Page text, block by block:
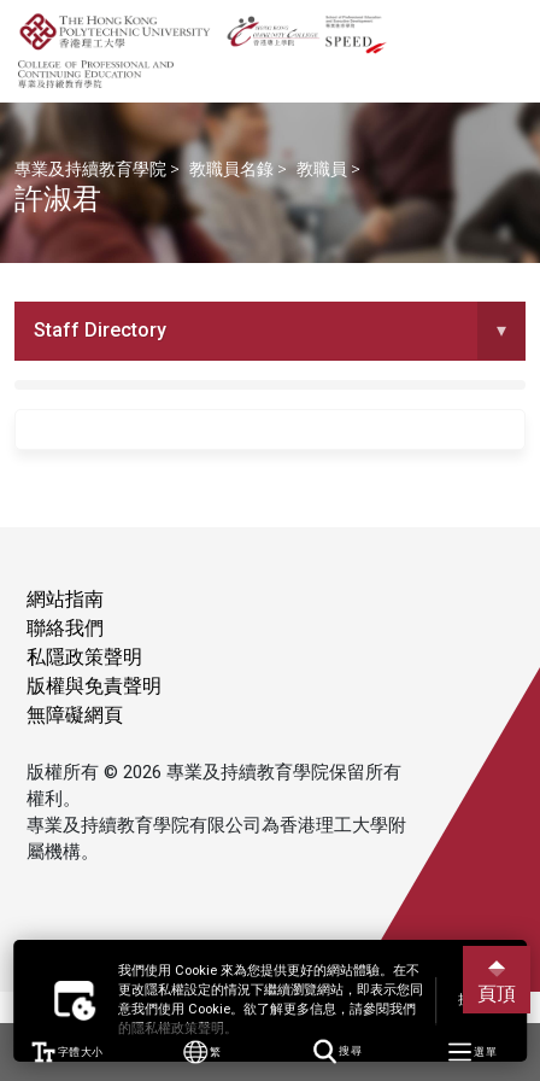
我們使用 Cookie 來為您提供更好的網站體驗。在不
更改隱私權設定的情況下繼續瀏覽網站，即表示您同
意我們使用 Cookie。欲了解更多信息，請參閱我們
的隱私權政策聲明。
接受
字體大小 繁 搜尋 選單
專業及持續教育學院 > 教職員名錄 > 教職員 >
許淑君
Staff Directory ▾
網站指南
聯絡我們
私隱政策聲明
版權與免責聲明
無障礙網頁
版權所有 © 2026 專業及持續教育學院保留所有
權利。
專業及持續教育學院有限公司為香港理工大學附
屬機構。
頁頂